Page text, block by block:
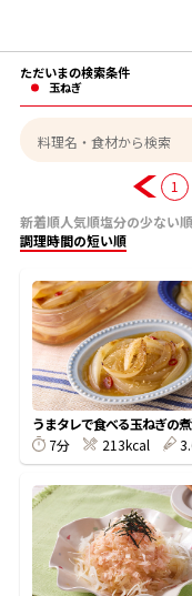
商品情報
ヤマキ『めんつゆ』
レシピ
おいしいレシピを探す
おいしいレシピト
主食レシピ
主菜レシピ
汁物レシピ
時短レシピ
かつお節・だしを楽
かつお節・だしを知る
だしの取り方
かつお節の削り方
かつお節・だしをも
ヤマキ かつお節プ
CM・キャンペーン
キャンペーン一覧
企業・採用情報
企業情報
- 百年対話
- ヤマキ かつお節プラ
お問い合わせ
ヤマキお客様相談室
オンラインショ
コミュニティサ
ただいまの検索条件
玉ねぎ
1
新着順人気順塩分の少ない順
調理時間の短い順
うまタレで食べる玉ねぎの
7分
213kcal